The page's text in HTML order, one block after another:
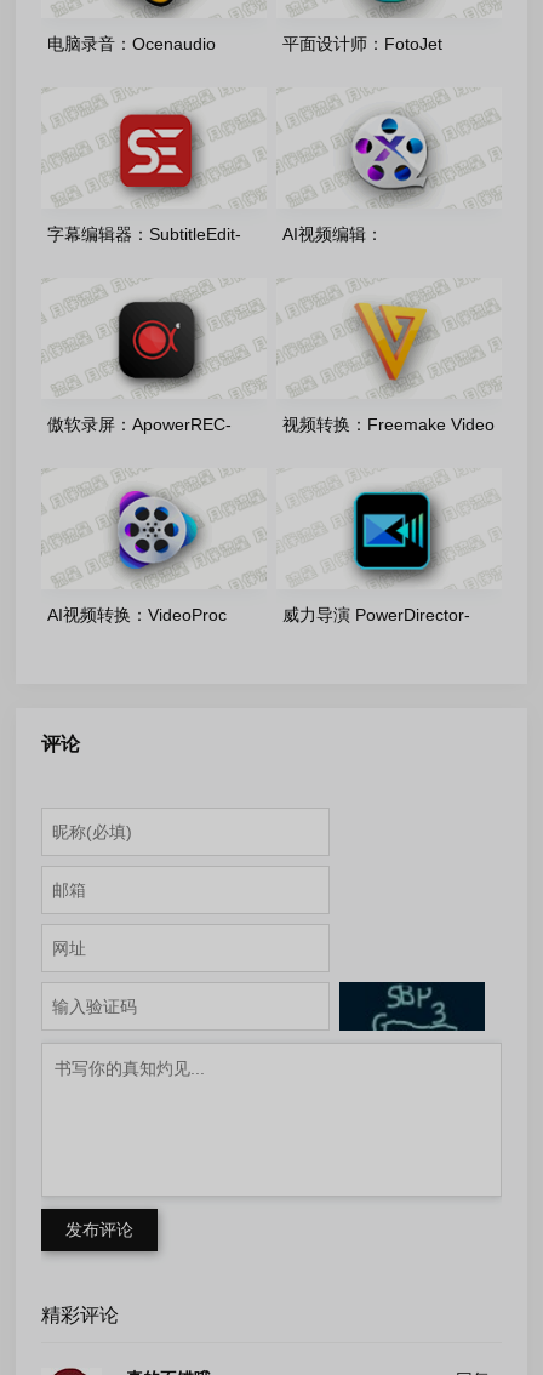
电脑录音：Ocenaudio
Windows64_3.20.2 多语言安
装版/绿色版
平面设计师：FotoJet
Designer-v1.4.7 绿色便携版
字幕编辑器：SubtitleEdit-
5.1.0.0 多语言安装版
AI视频编辑：
winxvideo_ai_4.10.0721 多语
便携版
傲软录屏：ApowerREC-
1.9.1.4 中文绿色便携版
视频转换：Freemake Video
版
AI视频转换：VideoProc
威力导演 PowerDirector-
评论
发布评论
精彩评论